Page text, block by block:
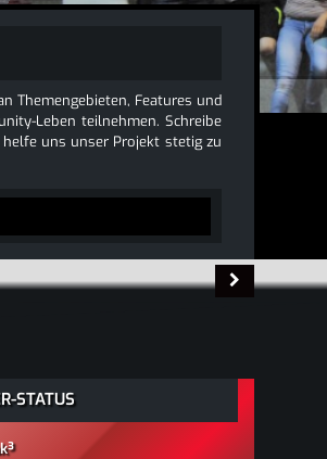
Themengebieten, Features und
Leben teilnehmen. Schreibe
uns unser Projekt stetig zu
STATUS